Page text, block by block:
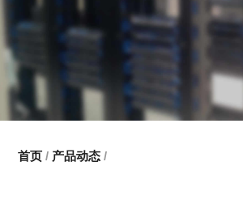
首页 / 产品动态 /